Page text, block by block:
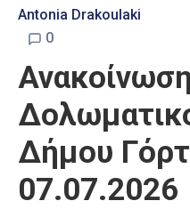
Ψηφιακές
Υπηρεσίες
Επικοινωνία
Antonia Drakoulaki
0
Ανακοίνωση
Δήμου
07.07.2026